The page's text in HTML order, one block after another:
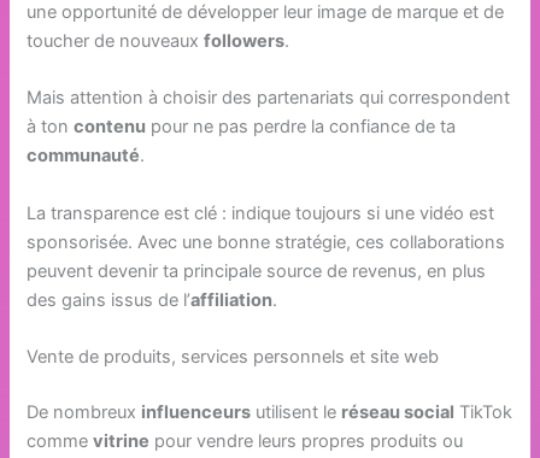
une opportunité de développer leur image de marque et de
toucher de nouveauxfollowers.
Mais attention à choisir des partenariats qui correspondent
à toncontenu pour ne pas perdre la confiance de ta
communauté.
La transparence est clé : indique toujours si une vidéo est
sponsorisée. Avec une bonne stratégie, ces collaborations
peuvent devenir ta principale source de revenus, en plus
des gains issus de l’affiliation.
Vente de produits, services personnels et site web
De nombreux influenceurs utilisent le réseau social TikTok
commevitrine pour vendre leurs propres produits ou